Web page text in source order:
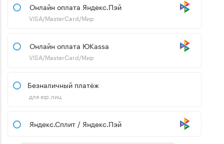
Онлайн оплата Яндекс.Пэй
VISA/MasterCard/Мир
Онлайн оплата ЮKassa
VISA/MasterCard/Мир
Безналичный платёж
для юр.лиц
Яндекс.Сплит / Яндекс.Пэй